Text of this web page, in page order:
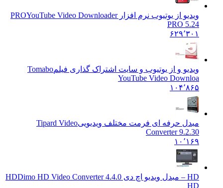
ویدیو از یوتیوب نرم افزار PROYouTube Video Downloader
PRO 5.24
۶۲۹٬۳۰۱
ویدیو و از یوتیوب و سایت اشتراک گذاری فیلم Tomabo
YouTube Video Downloa
۱۰۴٬۸۶۵
مبدل حرفه ای فرمت مختلف ویدیوییTipard Video
Converter 9.2.30
۱۰٬۱۶۹
Dimo HD Video Converter 4.4.0